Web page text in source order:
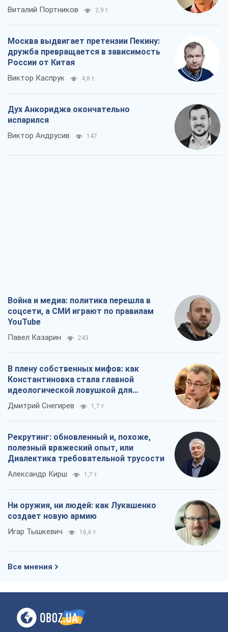
Виталий Портников 2,9 т.
Москва выдвигает претензии Пекину:
дружба превращается в зависимость
России от Китая
Виктор Каспрук 4,8 т.
Дух Анкориджа окончательно
испарился
Виктор Андрусив 147
Война и медиа: политика перешла в
соцсети, а СМИ играют по правилам
YouTube
Павел Казарин 243
В плену собственных мифов: как
Константиновка стала главной
идеологической ловушкой для
российских оккупантов
Дмитрий Снегирев 1,7 т.
Рекрутинг: обновленный и, похоже,
полезный вражеский опыт, или
Диалектика требовательной трусости
Александр Кирш 1,7 т.
Ни оружия, ни людей: как Лукашенко
создает новую армию
Игар Тышкевич 16,6 т.
Все мнения